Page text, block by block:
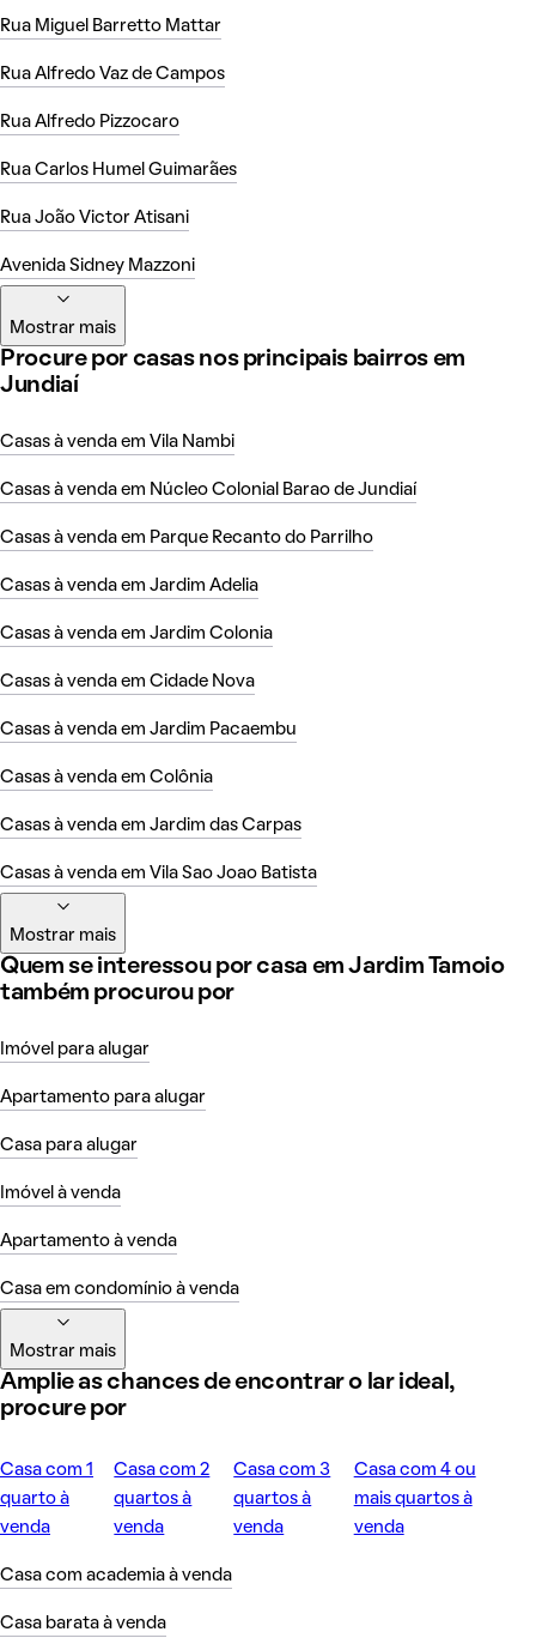
Rua Miguel Barretto Mattar
Rua Alfredo Vaz de Campos
Rua Alfredo Pizzocaro
Rua Carlos Humel Guimarães
Rua João Victor Atisani
Avenida Sidney Mazzoni
Mostrar mais
Procure por casas nos principais bairros em
Jundiaí
Casas à venda em Vila Nambi
Casas à venda em Núcleo Colonial Barao de Jundiaí
Casas à venda em Parque Recanto do Parrilho
Casas à venda em Jardim Adelia
Casas à venda em Jardim Colonia
Casas à venda em Cidade Nova
Casas à venda em Jardim Pacaembu
Casas à venda em Colônia
Casas à venda em Jardim das Carpas
Casas à venda em Vila Sao Joao Batista
Mostrar mais
Quem se interessou por casa em Jardim Tamoio
também procurou por
Imóvel para alugar
Apartamento para alugar
Casa para alugar
Imóvel à venda
Apartamento à venda
Casa em condomínio à venda
Mostrar mais
Amplie as chances de encontrar o lar ideal,
procure por
Casa com 1
quarto à
venda
Casa com 2
quartos à
venda
Casa com 3
quartos à
venda
Casa com 4 ou
mais quartos à
venda
Casa com academia à venda
Casa barata à venda